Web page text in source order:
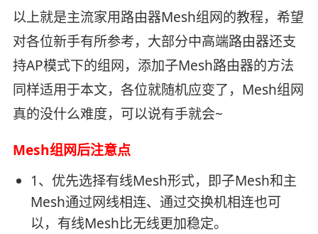
以上就是主流家用路由器Mesh组网的教程，希望
对各位新手有所参考，大部分中高端路由器还支
持AP模式下的组网，添加子Mesh路由器的方法
同样适用于本文，各位就随机应变了，Mesh组网
真的没什么难度，可以说有手就会~
Mesh组网后注意点
1、优先选择有线Mesh形式，即子Mesh和主
Mesh通过网线相连、通过交换机相连也可
以，有线Mesh比无线更加稳定。